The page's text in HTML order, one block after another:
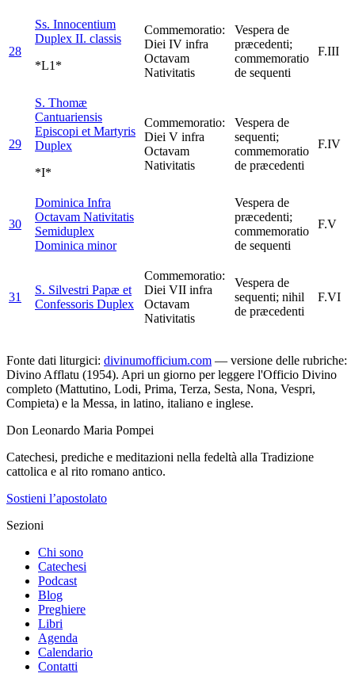
28
Ss. Innocentium
Duplex II. classis
*L1*
Commemoratio:
Diei IV infra
Octavam
Nativitatis
Vespera de
præcedenti;
commemoratio
de sequenti
F.III
29
S. Thomæ
Cantuariensis
Episcopi et Martyris
Duplex
*I*
Commemoratio:
Diei V infra
Octavam
Nativitatis
Vespera de
sequenti;
commemoratio
de præcedenti
F.IV
30
Dominica Infra
Octavam Nativitatis
Semiduplex
Dominica minor
Vespera de
præcedenti;
commemoratio
de sequenti
F.V
31
S. Silvestri Papæ et
Confessoris Duplex
Commemoratio:
Diei VII infra
Octavam
Nativitatis
Vespera de
sequenti; nihil
de præcedenti
F.VI
Fonte dati liturgici: divinumofficium.com — versione delle rubriche:
Divino Afflatu (1954). Apri un giorno per leggere l'Officio Divino
completo (Mattutino, Lodi, Prima, Terza, Sesta, Nona, Vespri,
Compieta) e la Messa, in latino, italiano e inglese.
Don Leonardo Maria Pompei
Catechesi, prediche e meditazioni nella fedeltà alla Tradizione
cattolica e al rito romano antico.
Sostieni l’apostolato
Sezioni
Chi sono
Catechesi
Podcast
Blog
Preghiere
Libri
Agenda
Calendario
Contatti